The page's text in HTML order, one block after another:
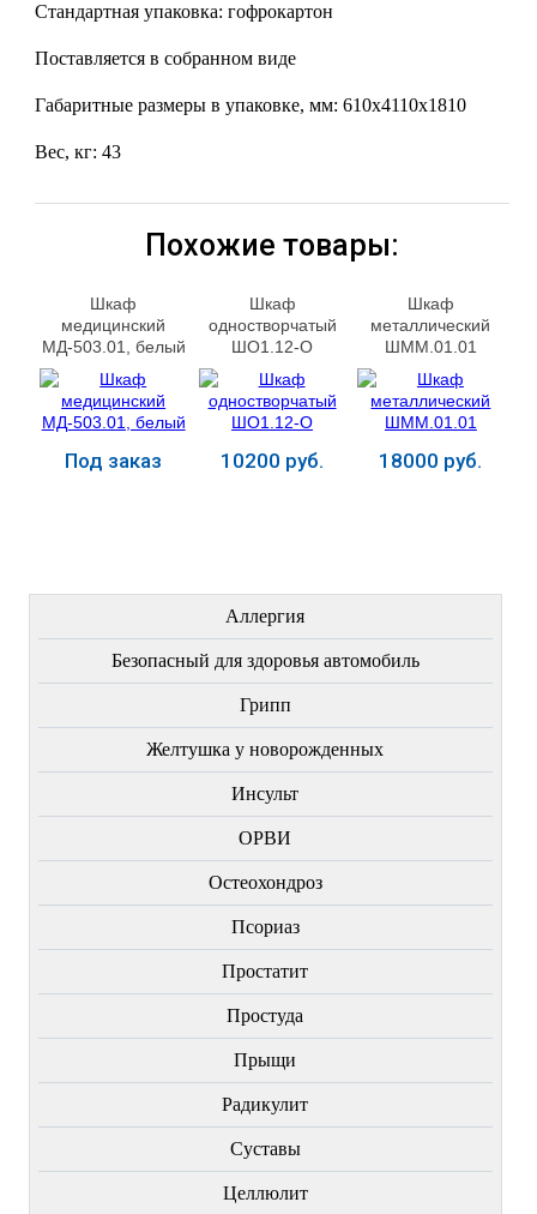
Стандартная упаковка: гофрокартон
Поставляется в собранном виде
Габаритные размеры в упаковке, мм: 610х4110х1810
Вес, кг: 43
Похожие товары:
Шкаф
медицинский
МД-503.01, белый
Под заказ
Шкаф
одностворчатый
ШО1.12-О
10200 руб.
Шкаф
металлический
ШММ.01.01
18000 руб.
Аллергия
Безопасный для здоровья автомобиль
Грипп
Желтушка у новорожденных
Инсульт
ОРВИ
Остеохондроз
Пcориаз
Простатит
Простуда
Прыщи
Радикулит
Суставы
Целлюлит